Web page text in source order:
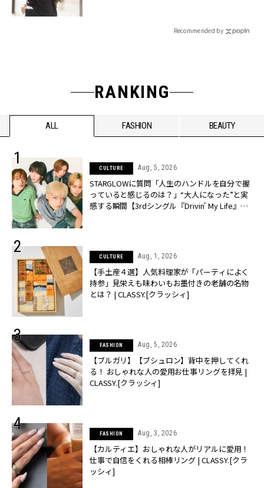
Recommended by
RANKING
ALL FASHION BEAUTY
CULTURE Aug, 5, 2026
STARGLOWに質問「人生のハンドルを自分で握
っていると感じるのは？」“大️人になった”と実
感する瞬間【3rdシングル『Drivin' My Life』発
CULTURE Aug, 1, 2026
【手土産４選】人気料理家が「パーティによく
持参」見栄えも味わいもお墨付きの老舗の名物
とは？ | CLASSY.[クラッシィ]
FASHION Aug, 5, 2026
【ブルガリ】【ブシュロン】背中を押してくれ
る！ おしゃれな人の愛用お仕事リングを拝見 |
CLASSY.[クラッシィ]
FASHION Aug, 3, 2026
【カルティエ】おしゃれな人がリアルに愛用！
仕事で自信をくれる相棒リング | CLASSY.[クラ
ッシィ]